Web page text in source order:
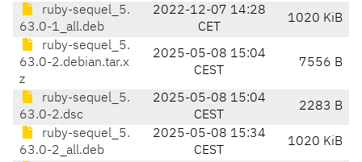
ruby-sequel_5.
63.0-1_all.deb
2022-12-07 14:28
CET
1020 KiB
ruby-sequel_5.
63.0-2.debian.tar.x
z
2025-05-08 15:04
CEST
7556 B
ruby-sequel_5.
63.0-2.dsc
2025-05-08 15:04
CEST
2283 B
ruby-sequel_5.
63.0-2_all.deb
2025-05-08 15:34
CEST
1020 KiB